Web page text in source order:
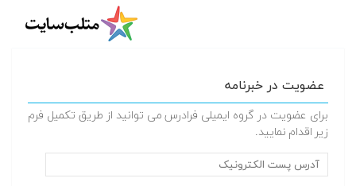
عضویت در خبرنامه
برای عضویت در گروه ایمیلی فرادرس می توانید از طریق تکمیل فرم
زیر اقدام نمایید.